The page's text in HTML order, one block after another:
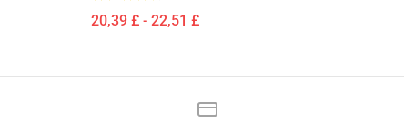
20,39 £ - 22,51 £